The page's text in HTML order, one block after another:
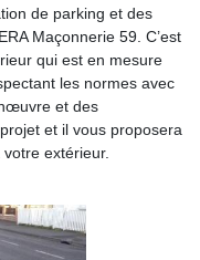
de parking et des
Maçonnerie 59. C’est
qui est en mesure
les normes avec
et des
et il vous proposera
extérieur.